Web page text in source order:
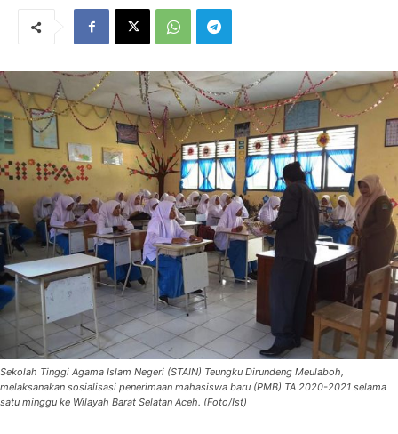
Sekolah Tinggi Agama Islam Negeri (STAIN) Teungku Dirundeng Meulaboh,
melaksanakan sosialisasi penerimaan mahasiswa baru (PMB) TA 2020-2021 selama
satu minggu ke Wilayah Barat Selatan Aceh. (Foto/Ist)